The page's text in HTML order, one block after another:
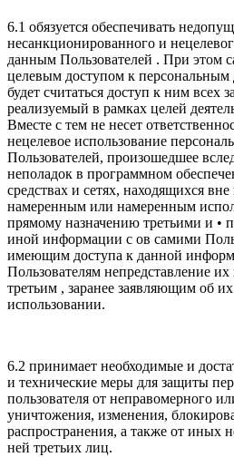
6.1 обязуется обеспечивать
несанкционированного и
данным Пользователей . При этом
целевым доступом к персональным
будет считаться доступ к ним всех
реализуемый в рамках целей
Вместе с тем не несет
нецелевое использование
Пользователей, произошедшее
неполадок в программном
средствах и сетях, находящихся вне
намеренным или намеренным
прямому назначению третьими и •
иной информации с ов самими
имеющим доступа к данной
Пользователям непредставление
третьим , заранее заявляющим об
использовании.
6.2 принимает необходимые и
и технические меры для защиты
пользователя от неправомерного
уничтожения, изменения,
распространения, а также от иных
ней третьих лиц.